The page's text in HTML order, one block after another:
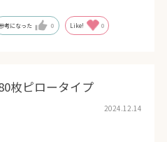
考になった 0 Like! 0
枚ピロータイプ
2024.12.14